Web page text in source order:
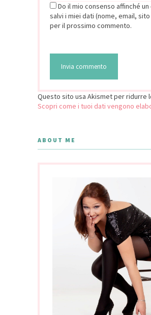
Do il mio consenso affinché
salvi i miei dati (nome, email,
per il prossimo commento.
Questo sito usa Akismet per ridurre
Scopri come i tuoi dati vengono
ABOUT ME